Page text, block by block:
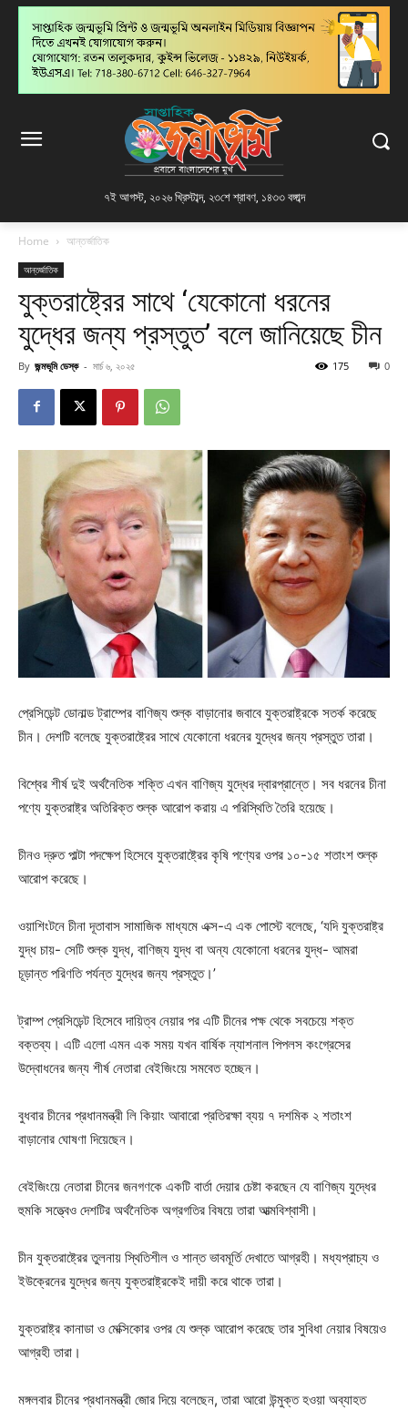
৭ই আগস্ট, ২০২৬ খ্রিস্টাব্দ, ২৩শে শ্রাবণ, ১৪৩৩ বঙ্গাব্দ
Home আন্তর্জাতিক
আন্তর্জাতিক
যুক্তরাষ্ট্রের সাথে ‘যেকোনো ধরনের
যুদ্ধের জন্য প্রস্তুত’ বলে জানিয়েছে চীন
By জন্মভূমি ডেস্ক - মার্চ ৬, ২০২৫ 0
175
প্রেসিডেন্ট ডোনাল্ড ট্রাম্পের বাণিজ্য শুল্ক বাড়ানোর জবাবে যুক্তরাষ্ট্রকে সতর্ক করেছে
চীন। দেশটি বলেছে যুক্তরাষ্ট্রের সাথে যেকোনো ধরনের যুদ্ধের জন্য প্রস্তুত তারা।
বিশ্বের শীর্ষ দুই অর্থনৈতিক শক্তি এখন বাণিজ্য যুদ্ধের দ্বারপ্রান্তে। সব ধরনের চীনা
পণ্যে যুক্তরাষ্ট্র অতিরিক্ত শুল্ক আরোপ করায় এ পরিস্থিতি তৈরি হয়েছে।
চীনও দ্রুত পাল্টা পদক্ষেপ হিসেবে যুক্তরাষ্ট্রের কৃষি পণ্যের ওপর ১০-১৫ শতাংশ শুল্ক
আরোপ করেছে।
ওয়াশিংটনে চীনা দূতাবাস সামাজিক মাধ্যমে এক্স-এ এক পোস্টে বলেছে, ‘যদি যুক্তরাষ্ট্র
যুদ্ধ চায়- সেটি শুল্ক যুদ্ধ, বাণিজ্য যুদ্ধ বা অন্য যেকোনো ধরনের যুদ্ধ- আমরা
চূড়ান্ত পরিণতি পর্যন্ত যুদ্ধের জন্য প্রস্তুত।’
ট্রাম্প প্রেসিডেন্ট হিসেবে দায়িত্ব নেয়ার পর এটি চীনের পক্ষ থেকে সবচেয়ে শক্ত
বক্তব্য। এটি এলো এমন এক সময় যখন বার্ষিক ন্যাশনাল পিপলস কংগ্রেসের
উদ্বোধনের জন্য শীর্ষ নেতারা বেইজিংয়ে সমবেত হচ্ছেন।
বুধবার চীনের প্রধানমন্ত্রী লি কিয়াং আবারো প্রতিরক্ষা ব্যয় ৭ দশমিক ২ শতাংশ
বাড়ানোর ঘোষণা দিয়েছেন।
বেইজিংয়ে নেতারা চীনের জনগণকে একটি বার্তা দেয়ার চেষ্টা করছেন যে বাণিজ্য যুদ্ধের
হুমকি সত্ত্বেও দেশটির অর্থনৈতিক অগ্রগতির বিষয়ে তারা আত্মবিশ্বাসী।
চীন যুক্তরাষ্ট্রের তুলনায় স্থিতিশীল ও শান্ত ভাবমূর্তি দেখাতে আগ্রহী। মধ্যপ্রাচ্য ও
ইউক্রেনের যুদ্ধের জন্য যুক্তরাষ্ট্রকেই দায়ী করে থাকে তারা।
যুক্তরাষ্ট্র কানাডা ও মেক্সিকোর ওপর যে শুল্ক আরোপ করেছে তার সুবিধা নেয়ার বিষয়েও
আগ্রহী তারা।
মঙ্গলবার চীনের প্রধানমন্ত্রী জোর দিয়ে বলেছেন, তারা আরো উন্মুক্ত হওয়া অব্যাহত